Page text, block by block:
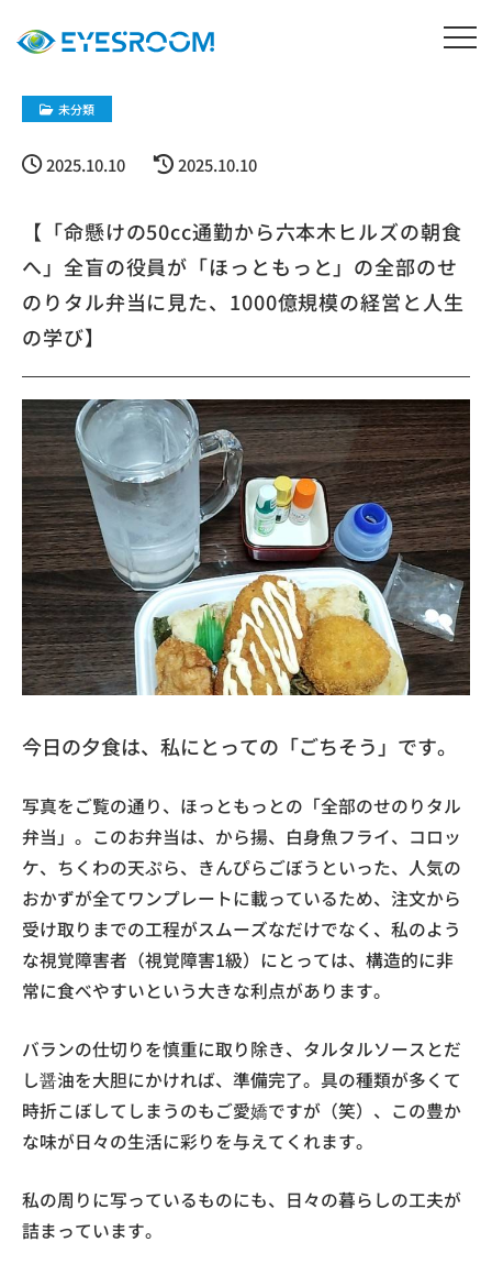
未分類
2025.10.10 2025.10.10
【「命懸けの50cc通勤から六本木ヒルズの朝食
へ」全盲の役員が「ほっともっと」の全部のせ
のりタル弁当に見た、1000億規模の経営と人生
の学び】
今日の夕食は、私にとっての「ごちそう」です。
写真をご覧の通り、ほっともっとの「全部のせのりタル
弁当」。このお弁当は、から揚、白身魚フライ、コロッ
ケ、ちくわの天ぷら、きんぴらごぼうといった、人気の
おかずが全てワンプレートに載っているため、注文から
受け取りまでの工程がスムーズなだけでなく、私のよう
な視覚障害者（視覚障害1級）にとっては、構造的に非
常に食べやすいという大きな利点があります。
バランの仕切りを慎重に取り除き、タルタルソースとだ
し醤油を大胆にかければ、準備完了。具の種類が多くて
時折こぼしてしまうのもご愛嬌ですが（笑）、この豊か
な味が日々の生活に彩りを与えてくれます。
私の周りに写っているものにも、日々の暮らしの工夫が
詰まっています。